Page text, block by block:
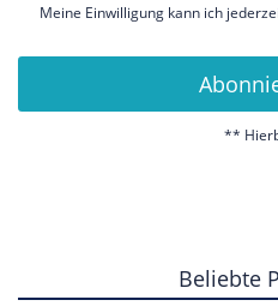
Meine Einwilligung kann ich
**
Beliebte